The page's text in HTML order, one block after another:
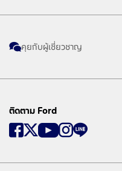
คุยกับผู้เชี่ยวชาญ
ติดตาม Ford